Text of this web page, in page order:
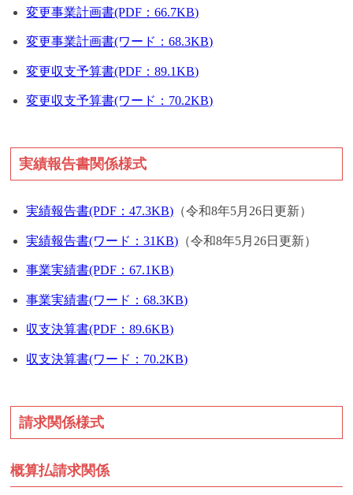
変更事業計画書(PDF：66.7KB)
変更事業計画書(ワード：68.3KB)
変更収支予算書(PDF：89.1KB)
変更収支予算書(ワード：70.2KB)
実績報告書関係様式
実績報告書(PDF：47.3KB) （令和8年5月26日更新）
実績報告書(ワード：31KB) （令和8年5月26日更新）
事業実績書(PDF：67.1KB)
事業実績書(ワード：68.3KB)
収支決算書(PDF：89.6KB)
収支決算書(ワード：70.2KB)
請求関係様式
概算払請求関係